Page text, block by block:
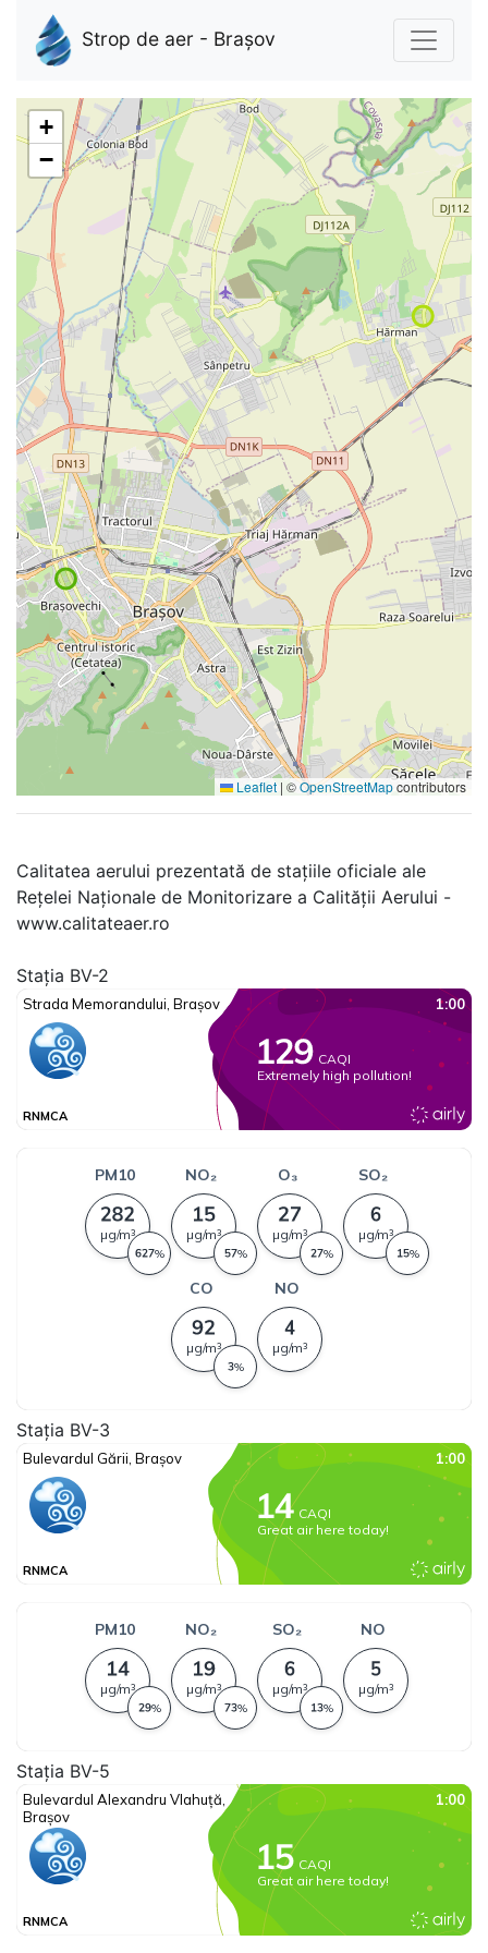
Strop de aer - Brașov
+
−
Leaflet | ©OpenStreetMapcontributors
Calitatea aerului prezentată de stațiile oficiale ale
Rețelei Naționale de Monitorizare a Calității Aerului -
www.calitateaer.ro
Stația BV-2
Stația BV-3
Stația BV-5